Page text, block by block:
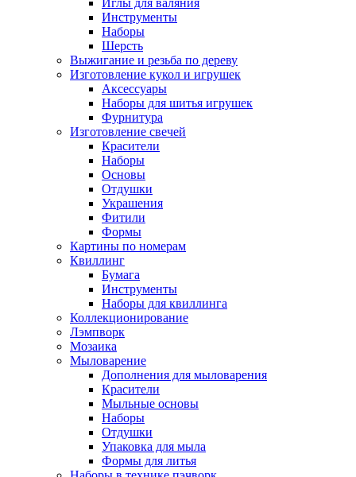
Иглы для валяния
Инструменты
Наборы
Шерсть
Выжигание и резьба по дереву
Изготовление кукол и игрушек
Аксессуары
Наборы для шитья игрушек
Фурнитура
Изготовление свечей
Красители
Наборы
Основы
Отдушки
Украшения
Фитили
Формы
Картины по номерам
Квиллинг
Бумага
Инструменты
Наборы для квиллинга
Коллекционирование
Лэмпворк
Мозаика
Мыловарение
Дополнения для мыловарения
Красители
Мыльные основы
Наборы
Отдушки
Упаковка для мыла
Формы для литья